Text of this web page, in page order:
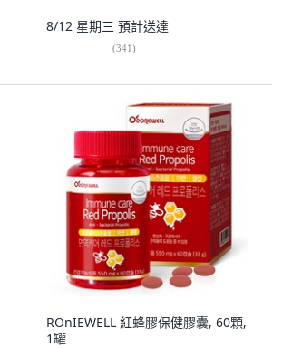
8/12 星期三 預計送達
(341)
ROnIEWELL 紅蜂膠保健膠囊, 60顆,
1罐